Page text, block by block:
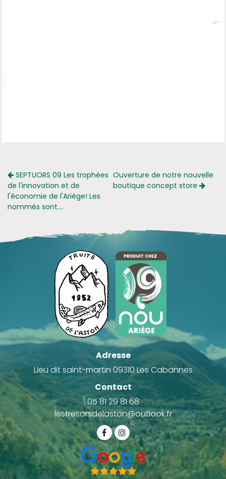
SEPTUORS 09 Les trophées
de l'innovation et de
l'économie de l'Ariège! Les
nommés sont....
Ouverture de notre nouvelle
boutique concept store
Adresse
Lieu dit saint-martin 09310 Les Cabannes
Contact
05 81 29 81 68
lestresorsdelaston@outlook.fr